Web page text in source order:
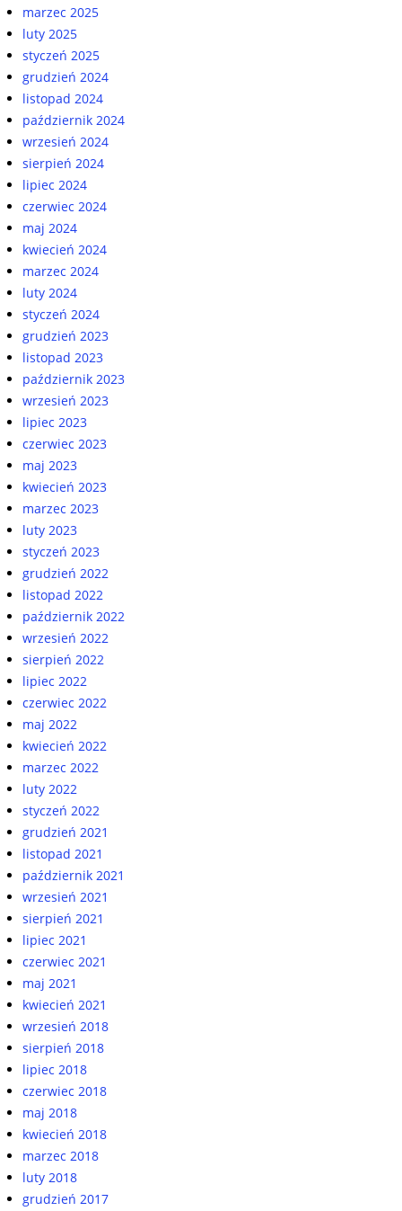
marzec 2025
luty 2025
styczeń 2025
grudzień 2024
listopad 2024
październik 2024
wrzesień 2024
sierpień 2024
lipiec 2024
czerwiec 2024
maj 2024
kwiecień 2024
marzec 2024
luty 2024
styczeń 2024
grudzień 2023
listopad 2023
październik 2023
wrzesień 2023
lipiec 2023
czerwiec 2023
maj 2023
kwiecień 2023
marzec 2023
luty 2023
styczeń 2023
grudzień 2022
listopad 2022
październik 2022
wrzesień 2022
sierpień 2022
lipiec 2022
czerwiec 2022
maj 2022
kwiecień 2022
marzec 2022
luty 2022
styczeń 2022
grudzień 2021
listopad 2021
październik 2021
wrzesień 2021
sierpień 2021
lipiec 2021
czerwiec 2021
maj 2021
kwiecień 2021
wrzesień 2018
sierpień 2018
lipiec 2018
czerwiec 2018
maj 2018
kwiecień 2018
marzec 2018
luty 2018
grudzień 2017